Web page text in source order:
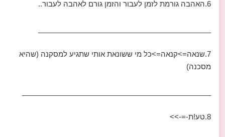
6.האהבה גורמת לזמן לעבור והזמן גורם לאהבה לעבור..
7.שנאה=>קנאה=>כל מי ששונאת אותי שתגיע למסקנה (שהיא
מסכנה)
8.טע!ת-=->>